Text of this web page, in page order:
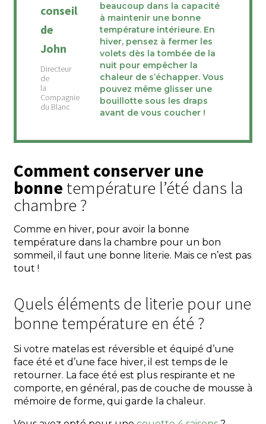
conseil
de
John
beaucoup dans la capacité
à maintenir une bonne
température intérieure. En
hiver, pensez à fermer les
volets dès la tombée de la
nuit pour empêcher la
chaleur de s’échapper. Vous
pouvez même glisser une
bouillotte sous les draps
avant de vous coucher !
Comment conserver une
bonne température l’été dans la
chambre ?
Comme en hiver, pour avoir la bonne
température dans la chambre pour un bon
sommeil, il faut une bonne literie. Mais ce n’est pas
tout !
Quels éléments de literie pour une
bonne température en été ?
Si votre matelas est réversible et équipé d’une
face été et d’une face hiver, il est temps de le
retourner. La face été est plus respirante et ne
comporte, en général, pas de couche de mousse à
mémoire de forme, qui garde la chaleur.